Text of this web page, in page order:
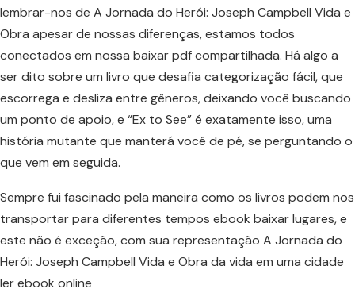
lembrar-nos de A Jornada do Herói: Joseph Campbell Vida e
Obra apesar de nossas diferenças, estamos todos
conectados em nossa baixar pdf compartilhada. Há algo a
ser dito sobre um livro que desafia categorização fácil, que
escorrega e desliza entre gêneros, deixando você buscando
um ponto de apoio, e “Ex to See” é exatamente isso, uma
história mutante que manterá você de pé, se perguntando o
que vem em seguida.
Sempre fui fascinado pela maneira como os livros podem nos
transportar para diferentes tempos ebook baixar lugares, e
este não é exceção, com sua representação A Jornada do
Herói: Joseph Campbell Vida e Obra da vida em uma cidade
ler ebook online